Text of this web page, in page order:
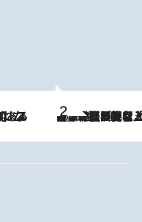
2026.8.5
【なぜ吉沢亮は「気配を消せる」のか？】興行収入208億の『国宝』を経て挑むミュージカル『ディア・エヴァン・ハンセン』。トップ俳優が舞台上でさらけ出した“孤独”とは